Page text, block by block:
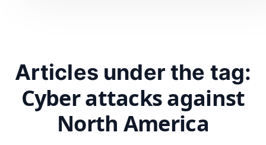
Articles under the tag:
Cyber attacks against
North America